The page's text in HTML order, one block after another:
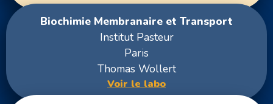
Biochimie Membranaire et Transport
Institut Pasteur
Paris
Thomas Wollert
Voir le labo